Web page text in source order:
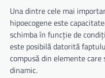
Una dintre cele mai
hipoecogene este
schimba în funcție de
este posibilă datorită
compusă din elemente
dinamic.